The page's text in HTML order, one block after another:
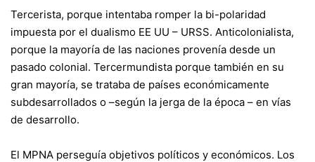
Tercerista, porque intentaba romper la bi-polaridad
impuesta por el dualismo EE UU – URSS. Anticolonialista,
porque la mayoría de las naciones provenía desde un
pasado colonial. Tercermundista porque también en su
gran mayoría, se trataba de países económicamente
subdesarrollados o –según la jerga de la época – en vías
de desarrollo.
El MPNA perseguía objetivos políticos y económicos. Los